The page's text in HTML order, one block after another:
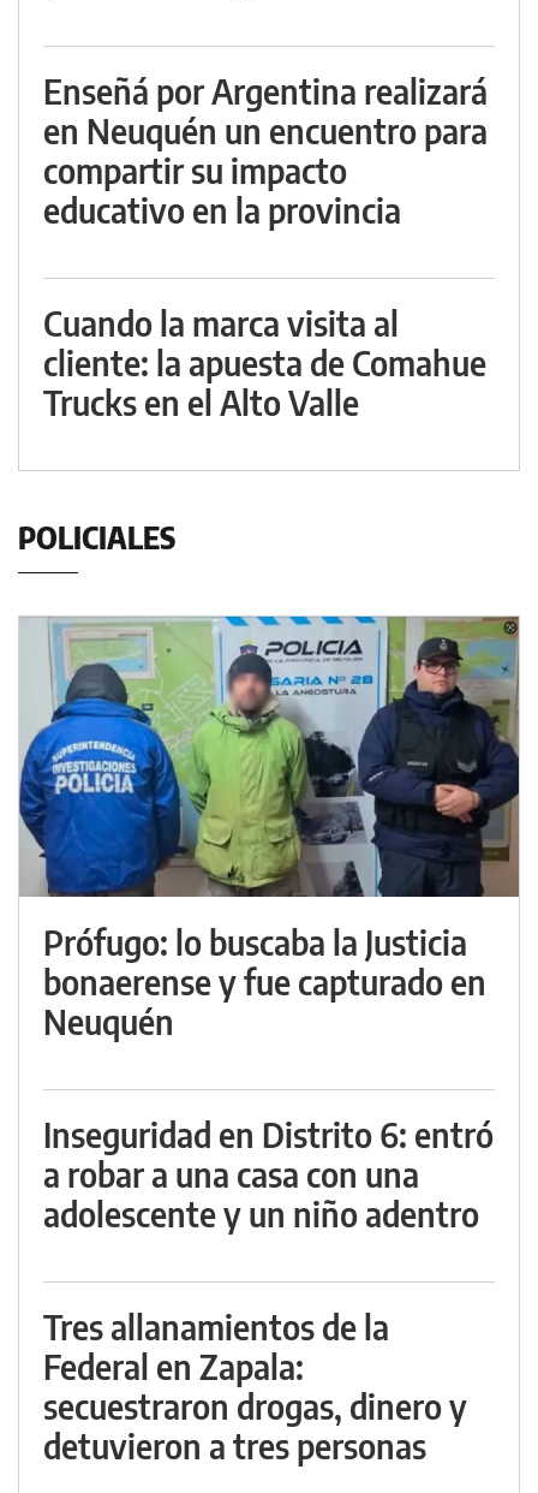
Enseñá por Argentina realizará
en Neuquén un encuentro para
compartir su impacto
educativo en la provincia
Cuando la marca visita al
cliente: la apuesta de Comahue
Trucks en el Alto Valle
POLICIALES
Prófugo: lo buscaba la Justicia
bonaerense y fue capturado en
Neuquén
Inseguridad en Distrito 6: entró
a robar a una casa con una
adolescente y un niño adentro
Tres allanamientos de la
Federal en Zapala:
secuestraron drogas, dinero y
detuvieron a tres personas